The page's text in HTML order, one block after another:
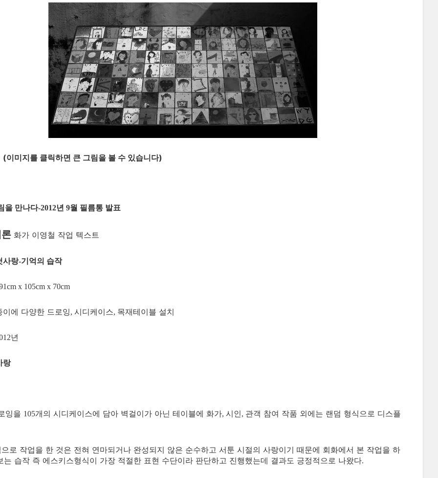
클릭하면 큰 그림을 볼 수 있습니다)
을 만나다-2012년 9월 필름통 발표
화가 이영철 작업 텍스트
사랑-기억의 습작
x 105cm x 70cm
이에 다양한 드로잉, 시디케이스, 목재테이블 설치
년
랑
잉을 105개의 시디케이스에 담아 벽걸이가 아닌 테이블에 화가, 시인, 관객 참여 작품 외에는 랜덤 형식으로 디스플
로 작업을 한 것은 전혀 연마되거나 완성되지 않은 순수하고 서툰 시절의 사랑이기 때문에 회화에서 본 작업을 하
는 습작 즉 에스키스형식이 가장 적절한 표현 수단이라 판단하고 진행했는데 결과도 긍정적으로 나왔다.